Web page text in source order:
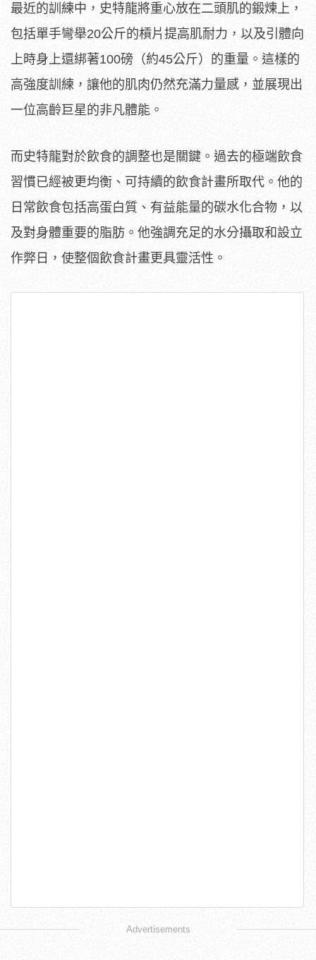
最近的訓練中，史特龍將重心放在二頭肌的鍛煉上，
包括單手彎舉20公斤的槓片提高肌耐力，以及引體向
上時身上還綁著100磅（約45公斤）的重量。這樣的
高強度訓練，讓他的肌肉仍然充滿力量感，並展現出
一位高齡巨星的非凡體能。
而史特龍對於飲食的調整也是關鍵。過去的極端飲食
習慣已經被更均衡、可持續的飲食計畫所取代。他的
日常飲食包括高蛋白質、有益能量的碳水化合物，以
及對身體重要的脂肪。他強調充足的水分攝取和設立
作弊日，使整個飲食計畫更具靈活性。
Advertisements